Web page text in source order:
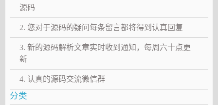
源码
2. 您对于源码的疑问每条留言都将得到认真回复
3. 新的源码解析文章实时收到通知，每周六十点更
新
4. 认真的源码交流微信群
分类